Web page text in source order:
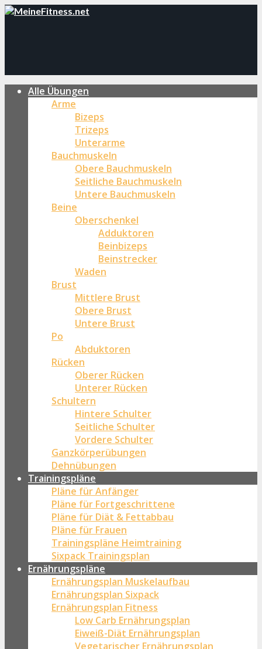
Alle Übungen
Arme
Bizeps
Trizeps
Unterarme
Bauchmuskeln
Obere Bauchmuskeln
Seitliche Bauchmuskeln
Untere Bauchmuskeln
Beine
Oberschenkel
Adduktoren
Beinbizeps
Beinstrecker
Waden
Brust
Mittlere Brust
Obere Brust
Untere Brust
Po
Abduktoren
Rücken
Oberer Rücken
Unterer Rücken
Schultern
Hintere Schulter
Seitliche Schulter
Vordere Schulter
Ganzkörperübungen
Dehnübungen
Trainingspläne
Pläne für Anfänger
Pläne für Fortgeschrittene
Pläne für Diät & Fettabbau
Pläne für Frauen
Trainingspläne Heimtraining
Sixpack Trainingsplan
Ernährungspläne
Ernährungsplan Muskelaufbau
Ernährungsplan Sixpack
Ernährungsplan Fitness
Low Carb Ernährungsplan
Eiweiß-Diät Ernährungsplan
Vegetarischer Ernährungsplan